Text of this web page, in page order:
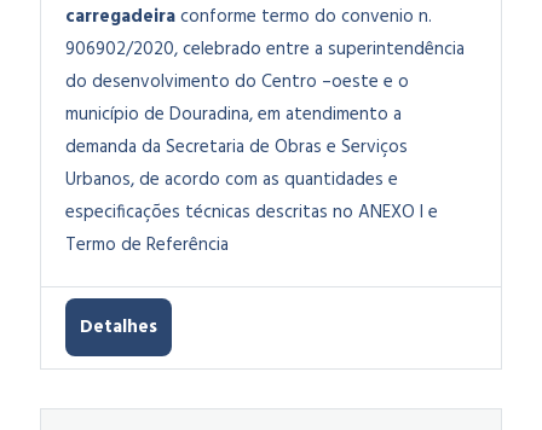
carregadeiraconforme termo do convenio n.
906902/2020, celebrado entre a superintendência
do desenvolvimento do Centro –oeste e o
município de Douradina, em atendimento a
demanda da Secretaria de Obras e Serviços
Urbanos, de acordo com as quantidades e
especificações técnicas descritas no ANEXO I e
Termo de Referência
Detalhes